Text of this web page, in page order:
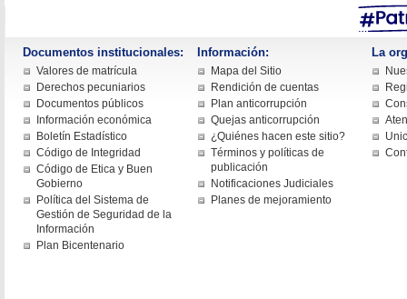
Documentos institucionales:
Valores de matrícula
Derechos pecuniarios
Documentos públicos
Información económica
Boletín Estadístico
Código de Integridad
Código de Etica y Buen
Gobierno
Política del Sistema de
Gestión de Seguridad de la
Información
Plan Bicentenario
Información:
Mapa del Sitio
Rendición de cuentas
Plan anticorrupción
Quejas anticorrupción
¿Quiénes hacen este sitio?
Términos y políticas de
publicación
Notificaciones Judiciales
Planes de mejoramiento
La